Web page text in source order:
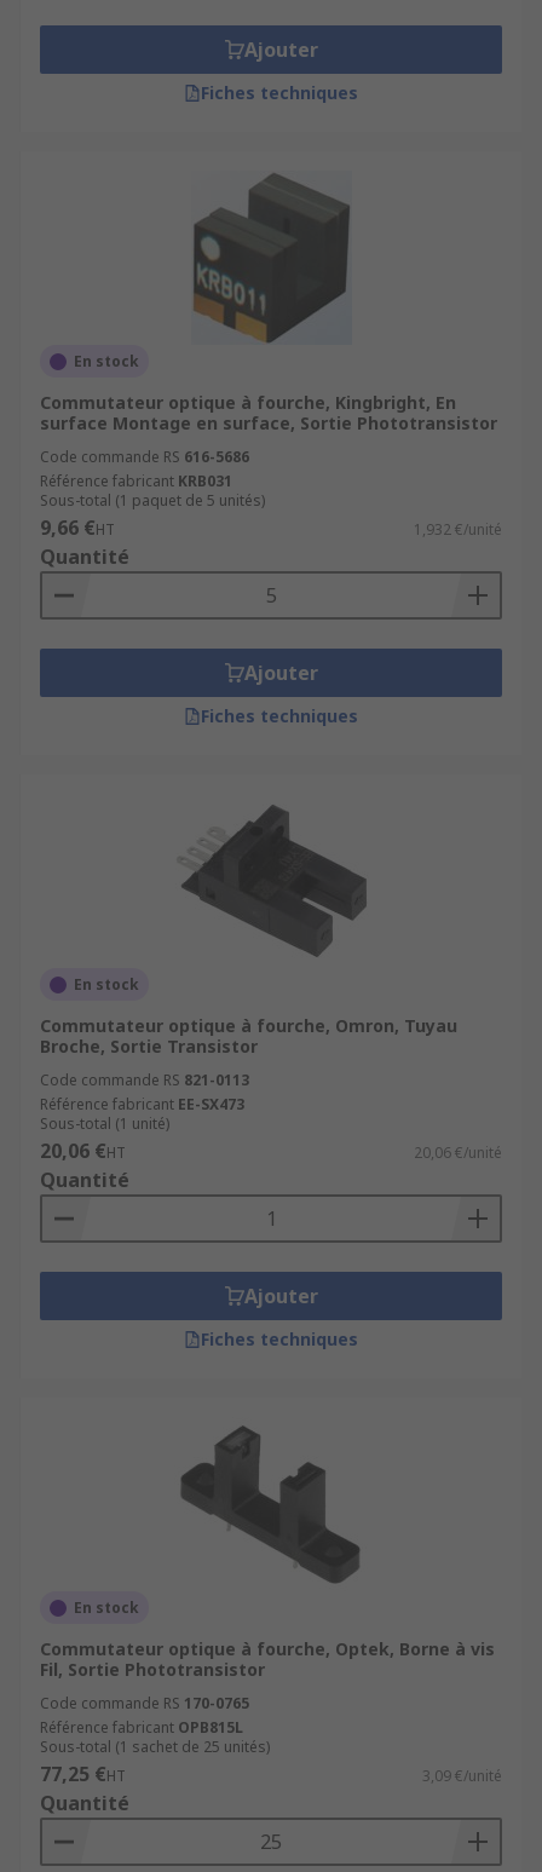
Ajouter
Fiches techniques
En stock
Commutateur optique à fourche, Kingbright, En
surface Montage en surface, Sortie Phototransistor
Code commande RS 616-5686
Référence fabricant KRB031
Sous-total (1 paquet de 5 unités)
9,66 €HT 1,932 €/unité
Quantité
Ajouter
Fiches techniques
En stock
Commutateur optique à fourche, Omron, Tuyau
Broche, Sortie Transistor
Code commande RS 821-0113
Référence fabricant EE-SX473
Sous-total (1 unité)
20,06 €HT 20,06 €/unité
Quantité
Ajouter
Fiches techniques
En stock
Commutateur optique à fourche, Optek, Borne à vis
Fil, Sortie Phototransistor
Code commande RS 170-0765
Référence fabricant OPB815L
Sous-total (1 sachet de 25 unités)
77,25 €HT 3,09 €/unité
Quantité